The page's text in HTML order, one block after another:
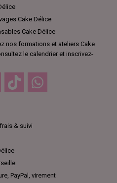
Cake Délice
Cake Délice
nos formations et ateliers Cake
le calendrier et inscrivez-
Instagram TikTok
& suivi
PayPal, virement